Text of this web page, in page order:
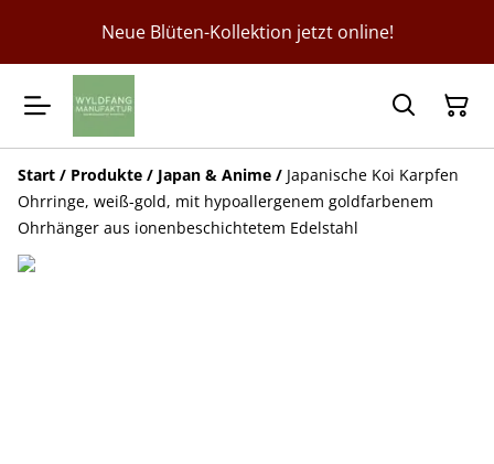
Neue Blüten-Kollektion jetzt online!
Start / Produkte / Japan & Anime / Japanische Koi Karpfen
Ohrringe, weiß-gold, mit hypoallergenem goldfarbenem
Ohrhänger aus ionenbeschichtetem Edelstahl